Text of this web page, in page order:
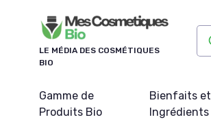
LE MÉDIA DES COSMÉTIQUES
BIO
Gamme de
Produits Bio
Bienfaits et
Ingrédients